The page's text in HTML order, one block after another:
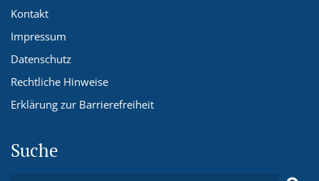
Kontakt
Impressum
Datenschutz
Rechtliche Hinweise
Erklärung zur Barrierefreiheit
Suche